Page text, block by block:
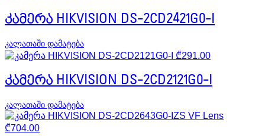
კამერა HIKVISION DS-2CD2421G0-I
კალათაში დამატება
₾291.00
კამერა HIKVISION DS-2CD2121G0-I
კალათაში დამატება
₾704.00